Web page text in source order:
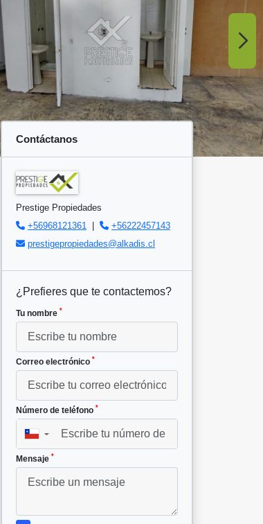
Contáctanos
Prestige Propiedades
+56968121361
|
+56222457143
prestigepropiedades@alkadis.cl
¿Prefieres que te contactemos?
Tu nombre *
Correo electrónico *
Número de teléfono *
▼
Mensaje *